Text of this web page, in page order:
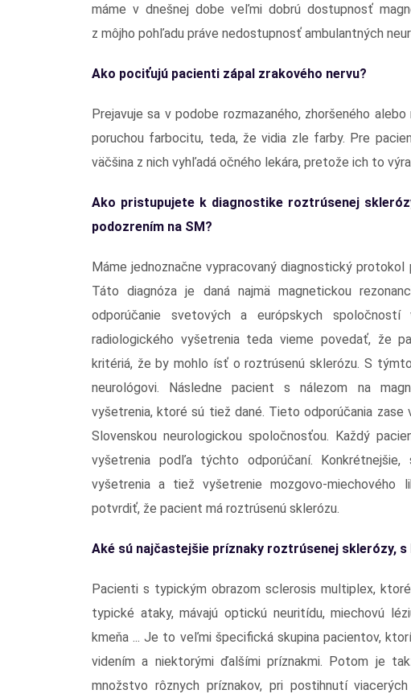
máme v dnešnej dobe veľmi dobrú dostupnosť
z môjho pohľadu práve nedostupnosť ambulantných
Ako pociťujú pacienti zápal zrakového nervu?
Prejavuje sa v podobe rozmazaného, zhoršeného
poruchou farbocitu, teda, že vidia zle farby. Pre
väčšina z nich vyhľadá očného lekára, pretože ich to
Ako pristupujete k diagnostike roztrúsenej
podozrením na SM?
Máme jednoznačne vypracovaný diagnostický
Táto diagnóza je daná najmä magnetickou
odporúčanie svetových a európskych
radiologického vyšetrenia teda vieme povedať, že
kritériá, že by mohlo ísť o roztrúsenú sklerózu. S
neurológovi. Následne pacient s nálezom na
vyšetrenia, ktoré sú tiež dané. Tieto odporúčania
Slovenskou neurologickou spoločnosťou. Každý
vyšetrenia podľa týchto odporúčaní.
vyšetrenia a tiež vyšetrenie mozgovo-miechového
potvrdiť, že pacient má roztrúsenú sklerózu.
Aké sú najčastejšie príznaky roztrúsenej sklerózy,
Pacienti s typickým obrazom sclerosis multiplex,
typické ataky, mávajú optickú neuritídu, miechovú
kmeňa ... Je to veľmi špecifická skupina pacientov,
videním a niektorými ďalšími príznakmi. Potom je
množstvo rôznych príznakov, pri postihnutí